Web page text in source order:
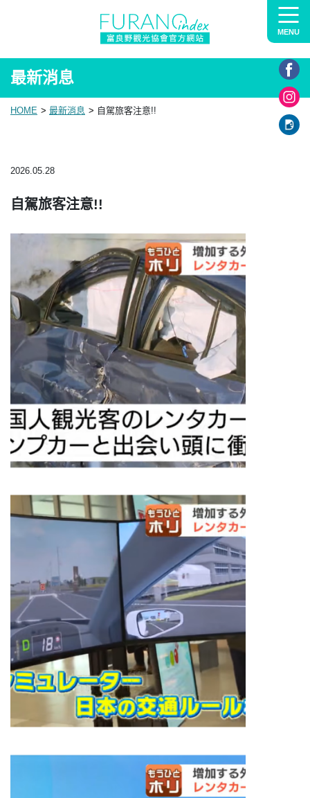
MENU
最新消息
HOME 最新消息 自駕旅客注意!!
2026.05.28
自駕旅客注意!!